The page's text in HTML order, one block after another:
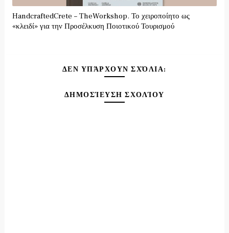
HandcraftedCrete – TheWorkshop. Το χειροποίητο ως
«κλειδί» για την Προσέλκυση Ποιοτικού Τουρισμού
ΔΕΝ ΥΠΆΡΧΟΥΝ ΣΧΌΛΙΑ:
ΔΗΜΟΣΊΕΥΣΗ ΣΧΟΛΊΟΥ